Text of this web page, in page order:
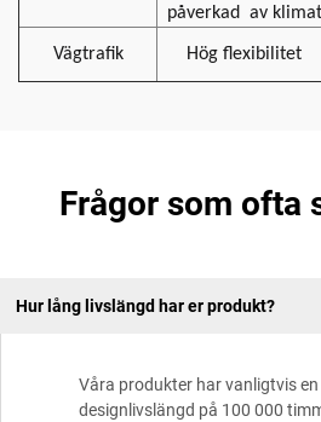
påverkad
av klimat
Vägtrafik Hög flexibilitet
Frågor som ofta
Hur lång livslängd har er produkt?
Våra produkter har vanligtvis en
designlivslängd på 100 000